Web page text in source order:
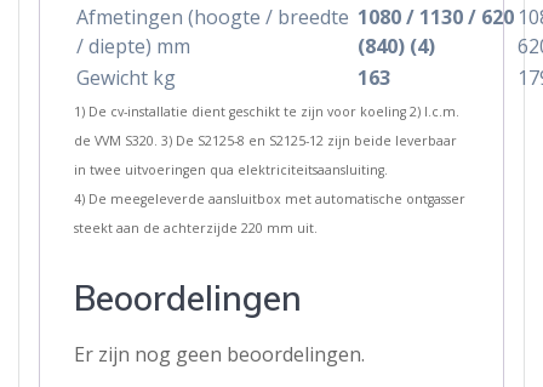
Afmetingen (hoogte / breedte
/ diepte) mm
1080 / 1130 / 620
(840) (4)
Gewicht kg
163
1) De cv-installatie dient geschikt te zijn voor koeling 2) I.c.m.
de VVM S320. 3) De S2125-8 en S2125-12 zijn beide leverbaar
in twee uitvoeringen qua elektriciteitsaansluiting.
4) De meegeleverde aansluitbox met automatische ontgasser
steekt aan de achterzijde 220 mm uit.
Beoordelingen
Er zijn nog geen beoordelingen.